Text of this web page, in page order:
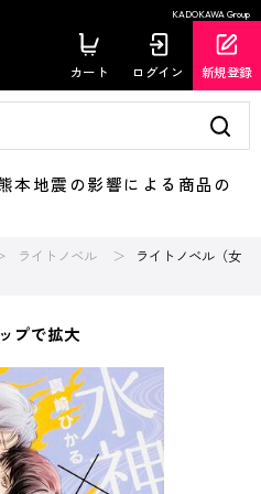
KADOKAWA Group
カート ログイン 新規登録
地震の影響による商品の
ライトノベル
ライトノベル（女
プで拡大